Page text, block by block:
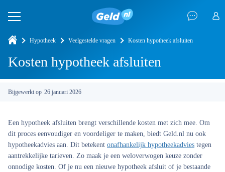
Hypotheek Veelgestelde vragen Kosten hypotheek afsluiten
Kosten hypotheek afsluiten
Bijgewerkt op 26 januari 2026
Een hypotheek afsluiten brengt verschillende kosten met zich mee. Om
dit proces eenvoudiger en voordeliger te maken, biedt Geld.nl nu ook
hypotheekadvies aan. Dit betekent onafhankelijk hypotheekadvies tegen
aantrekkelijke tarieven. Zo maak je een weloverwogen keuze zonder
onnodige kosten. Of je nu een nieuwe hypotheek afsluit of je bestaande